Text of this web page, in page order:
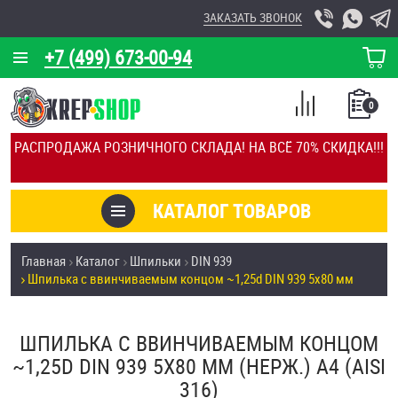
РАСПРОДАЖА РОЗНИЧНОГО СКЛАДА! НА ВСЁ 70% СКИДКА!!!
+7 (499) 673-00-94
ЗАКАЗАТЬ ЗВОНОК
КОРЗИНА
О КОМПАНИИ
КАЛЬКУЛЯТОР
ОТЗЫВЫ
УСЛУГИ
СКИДКИ
ОПТ
ПОКУПАТЕЛЯМ
КАТАЛОГ ТОВАРОВ
0
СПИСОК
СРАВНЕНИЕ
Товары со скидкой
Анкеры
Антивандальный крепёж, инструмент
Главная Каталог Шпильки
DIN 939
Шпилька c ввинчиваемым концом ~1,25d DIN 939 5х80 мм
ШПИЛЬКА C ВВИНЧИВАЕМЫМ КОНЦОМ
~1,25D DIN 939 5Х80 ММ (НЕРЖ.) A4 (AISI
316)